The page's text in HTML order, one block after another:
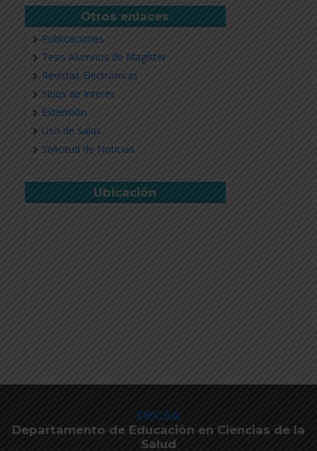
Otros enlaces
Publicaciones
Tesis Alumnos de Magíster
Revistas Electrónicas
Sitios de Interés
Extensión
Uso de Salas
Solicitud de Noticias
Ubicación
DECSA
Departamento de Educación en Ciencias de la
Salud